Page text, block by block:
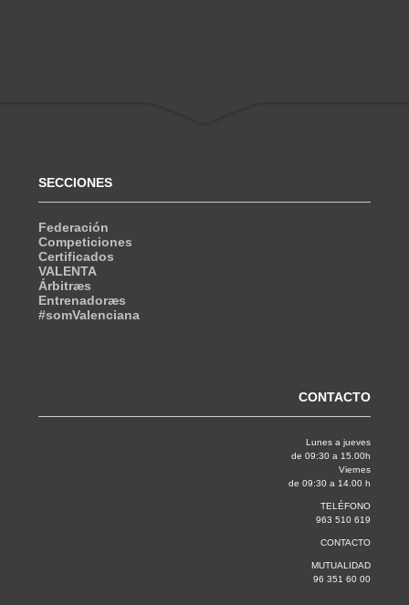
SECCIONES
Federación
Competiciones
Certificados
VALENTA
Árbitræs
Entrenadoræs
#somValenciana
CONTACTO
Lunes a jueves
de 09:30 a 15.00h
Viernes
de 09:30 a 14.00 h
TELÉFONO
963 510 619
CONTACTO
MUTUALIDAD
96 351 60 00